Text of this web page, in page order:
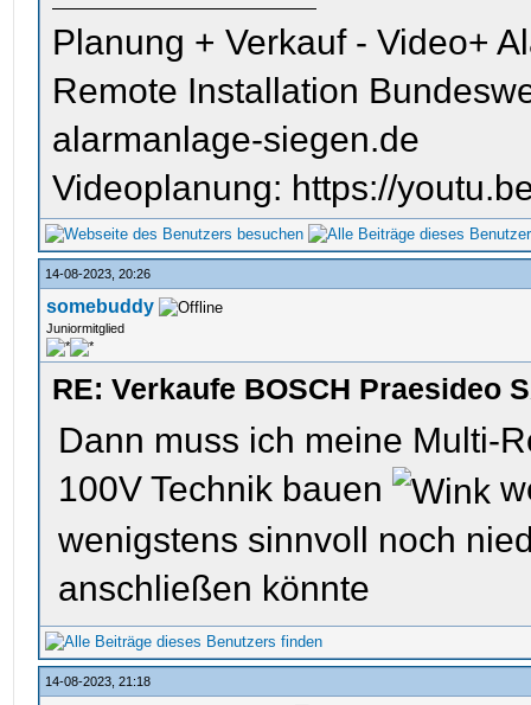
Planung + Verkauf - Video+
Remote Installation
alarmanlage-siegen.de
Videoplanung: https://
14-08-2023, 20:26
somebuddy
Juniormitglied
RE: Verkaufe BOSCH Praesideo
Dann muss ich meine Multi-
100V Technik bauen
wenigstens sinnvoll noch
anschließen könnte
14-08-2023, 21:18